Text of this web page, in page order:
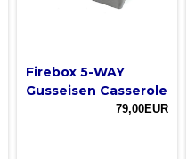
Firebox 5-WAY
Gusseisen Casserole
79,00EUR